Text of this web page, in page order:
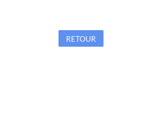
RETOUR